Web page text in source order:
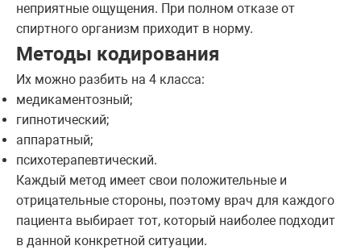
неприятные ощущения. При полном отказе от
спиртного организм приходит в норму.
Методы кодирования
Их можно разбить на 4 класса:
медикаментозный;
гипнотический;
аппаратный;
психотерапевтический.
Каждый метод имеет свои положительные и
отрицательные стороны, поэтому врач для каждого
пациента выбирает тот, который наиболее подходит
в данной конкретной ситуации.